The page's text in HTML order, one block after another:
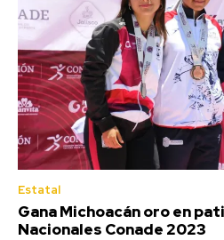
Estatal
Gana Michoacán oro en
Nacionales Conade 2023